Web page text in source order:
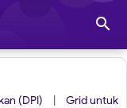

| Grid untuk